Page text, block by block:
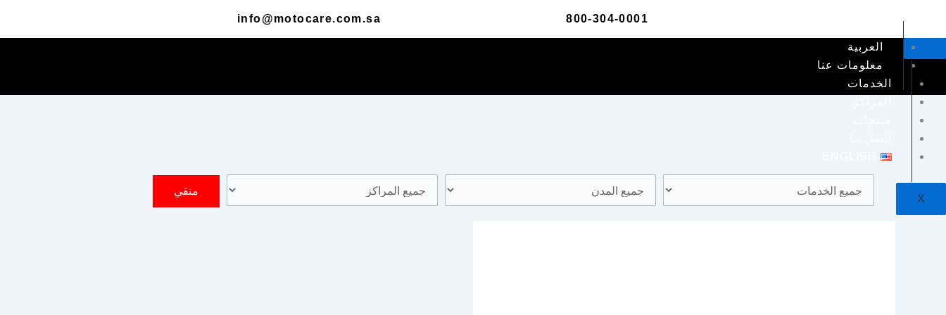
المحتوى
800-304-0001
info@motocare.com.sa
العربية
معلومات عنا
الخدمات
X